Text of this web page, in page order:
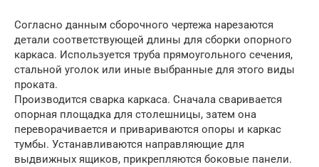
Согласно данным сборочного чертежа нарезаются
детали соответствующей длины для сборки опорного
каркаса. Используется труба прямоугольного сечения,
стальной уголок или иные выбранные для этого виды
проката.
Производится сварка каркаса. Сначала сваривается
опорная площадка для столешницы, затем она
переворачивается и привариваются опоры и каркас
тумбы. Устанавливаются направляющие для
выдвижных ящиков, прикрепляются боковые панели.